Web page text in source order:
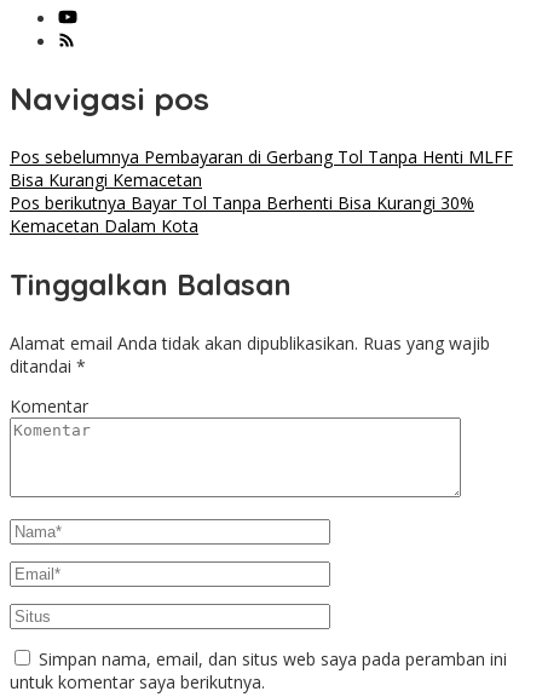
Navigasi pos
Pos sebelumnya Pembayaran di Gerbang Tol Tanpa Henti MLFF
Bisa Kurangi Kemacetan
Pos berikutnya Bayar Tol Tanpa Berhenti Bisa Kurangi 30%
Kemacetan Dalam Kota
Tinggalkan Balasan
Alamat email Anda tidak akan dipublikasikan. Ruas yang wajib
ditandai *
Komentar
Simpan nama, email, dan situs web saya pada peramban ini
untuk komentar saya berikutnya.